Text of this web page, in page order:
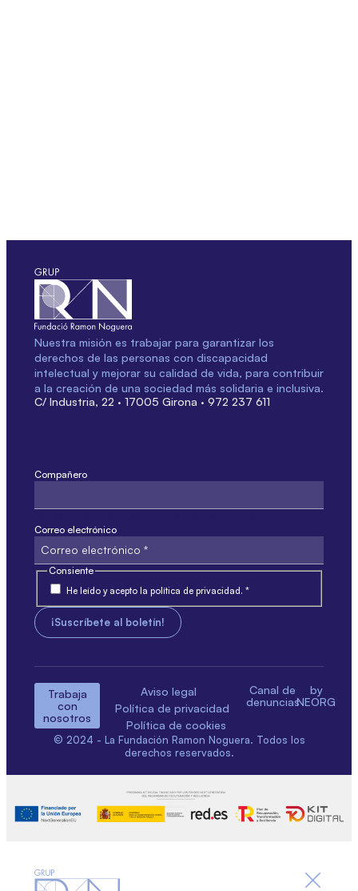
Nuestra misión es trabajar para garantizar los
derechos de las personas con discapacidad
intelectual y mejorar su calidad de vida, para contribuir
a la creación de una sociedad más solidaria e inclusiva.
C/ Industria, 22 · 17005 Girona · 972 237 611
Compañero
Correo electrónico
Consiente
He leído y acepto la política de privacidad. *
Trabaja
con
nosotros
Aviso legal
Política de privacidad
Política de cookies
Canal de
denuncias
by
NEORG
© 2024 - La Fundación Ramon Noguera. Todos los
derechos reservados.